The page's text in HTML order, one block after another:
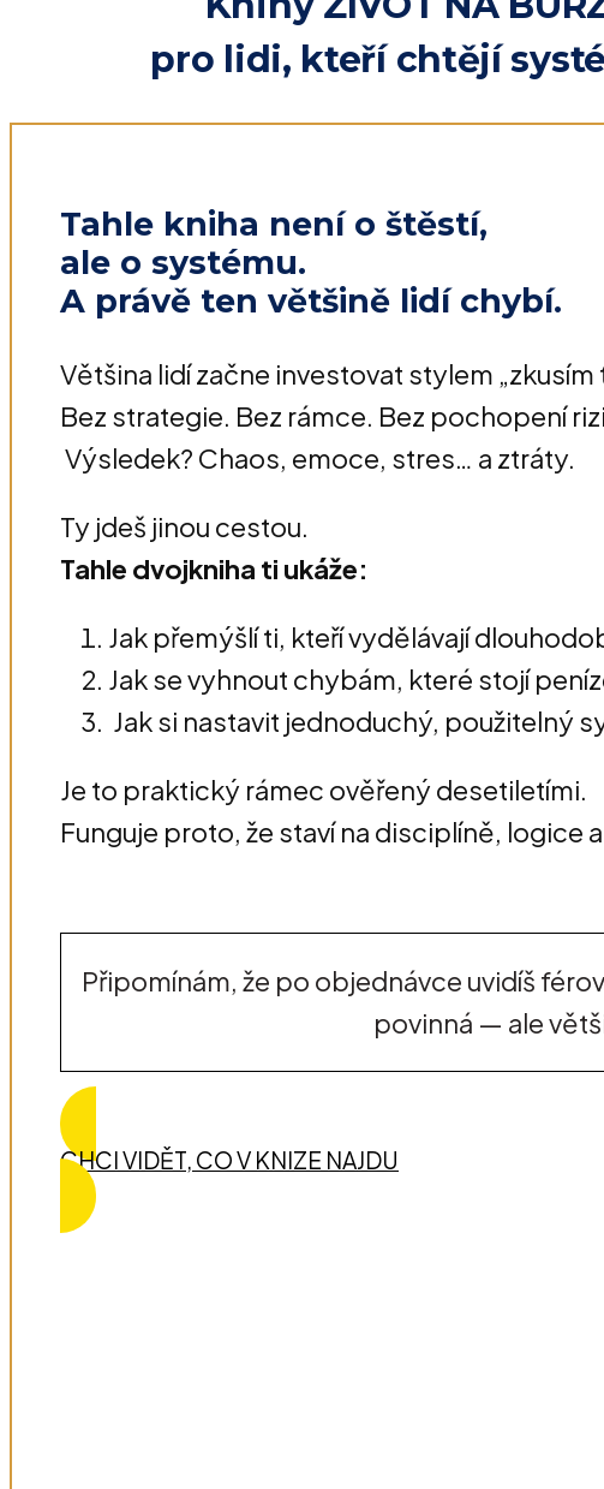
pro lidi, kteří chtějí
Tahle kniha není o štěstí,
ale o systému.
A právě ten většině lidí chybí.
Většina lidí začne investovat stylem „zkusím
Bez strategie. Bez rámce. Bez pochopení
Výsledek? Chaos, emoce, stres… a ztráty.
Ty jdeš jinou cestou.
Tahle dvojkniha ti ukáže:
Jak přemýšlí ti, kteří vydělávají
Jak se vyhnout chybám, které stojí
Jak si nastavit jednoduchý, použitelný
Je to praktický rámec ověřený desetiletími.
Funguje proto, že staví na disciplíně, logice
Připomínám, že po objednávce uvidíš
povinná — ale
CHCI VIDĚT, CO V KNIZE NAJDU